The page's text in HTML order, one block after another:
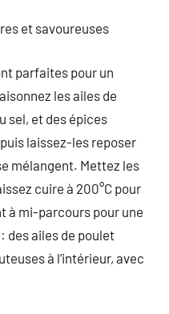
et savoureuses
parfaites pour un
les ailes de
sel, et des épices
laissez-les reposer
mélangent. Mettez les
cuire à 200°C pour
à mi-parcours pour une
des ailes de poulet
à l’intérieur, avec